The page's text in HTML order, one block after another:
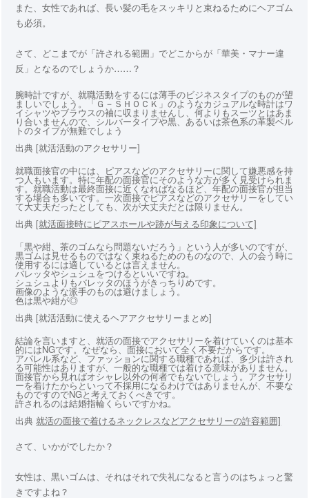
また、女性であれば、長い髪の毛をスッキリと束ねるためにヘアゴム
も必須。
さて、どこまでが「許される範囲」でどこからが「華美・マナー違
反」となるのでしょうか……？
腕時計ですが、就職活動をするには薄手のビジネスタイプのものが望
ましいでしょう。「Ｇ－ＳＨＯＣＫ」のようなカジュアルな時計はワ
イシャツやブラウスの袖に収まりませんし、何よりもスーツとはあま
り合いませんので、シルバータイプや黒、あるいは茶色系の革製ベル
トのタイプが無難でしょう
出典 [就活活動のアクセサリー]
就職面接官の中には、ピアスなどのアクセサリーに関して嫌悪感を持
つ人もいます。特に年配の面接官にそのような方が多く見受けられま
す。就職活動は最終面接に近くなればなるほど、年配の面接官が担当
する場合も多いです。一次面接でピアスなどのアクセサリーをしてい
て大丈夫だったとしても、次が大丈夫だとは限りません。
出典[就活面接時にピアスホールや跡が与える印象について]
「黒や紺、茶のゴムなら問題ないだろう」という人が多いのですが、
黒ゴムは見せるものではなく束ねるためのものなので、人の会う時に
使用するには適しているとは言えません。
バレッタやシュシュをつけるといいですね。
シュシュよりもバレッタのほうがきっちりめです。
画像のような派手のものは避けましょう。
色は黒や紺が◎
出典 [就活活動に使えるヘアアクセサリーまとめ]
結論を言いますと、就活の面接でアクセサリーを着けていくのは基本
的にはNGです。なぜなら、面接において全く不要だからです。
アパレル系など、ファッションに関する職種であれば、多少は許され
る可能性はありますが、一般的な職種では着ける意味がありません。
面接官から見ればオシャレ以外の何者でもないでしょう。アクセサリ
ーを着けたからといって不採用になるわけではありませんが、不要な
ものですのでNGと考えておくべきです。
許されるのは結婚指輪くらいですかね。
出典就活の面接で着けるネックレスなどアクセサリーの許容範囲]
さて、いかがでしたか？
女性は、黒いゴムは、それはそれで失礼になると言うのはちょっと驚
きですよね？